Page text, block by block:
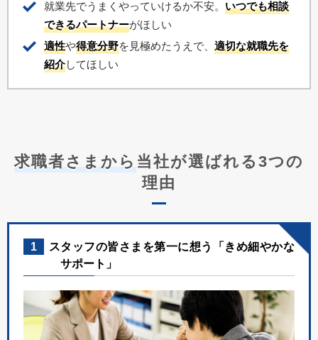
就業先でうまくやっていけるか不安。 いつでも相談
できるパートナーがほしい
適性や得意分野を見極めたうえで、 適切な就職先を
紹介してほしい
求職者さまから 当社が選ばれる3つの
理由
1
スタッフの皆さまを第一に想う「きめ細やかな
サポート」